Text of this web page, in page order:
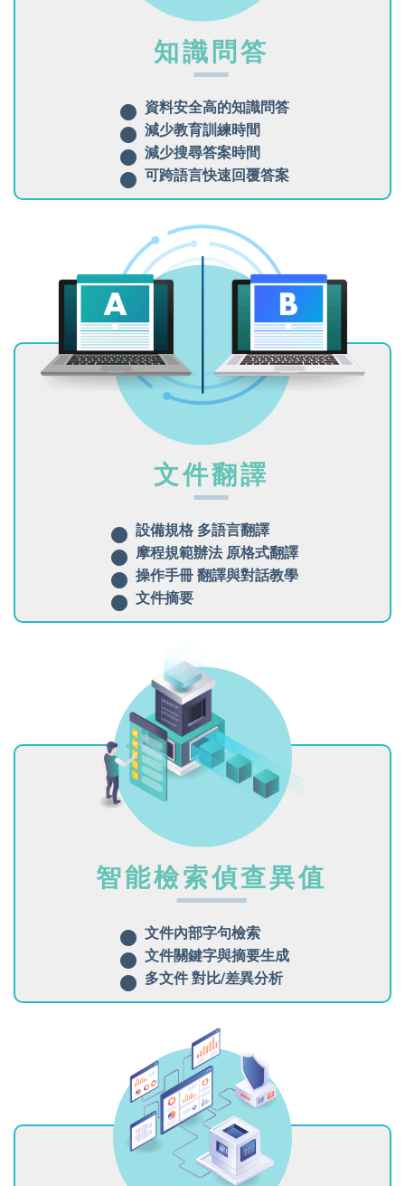
知識問答
資料安全高的知識問答
減少教育訓練時間
減少搜尋答案時間
可跨語言快速回覆答案
文件翻譯
設備規格 多語言翻譯
摩程規範辦法 原格式翻譯
操作手冊 翻譯與對話教學
文件摘要
智能檢索偵查異值
文件內部字句檢索
文件關鍵字與摘要生成
多文件 對比/差異分析